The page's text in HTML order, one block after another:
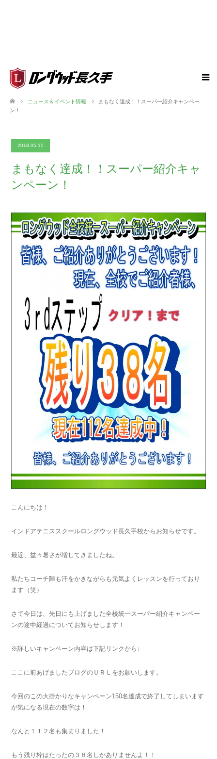
ニュース＆イベント情報
まもなく達成！！スーパー紹介キャンペー
ン！
2018.05.15
まもなく達成！！スーパー紹介キャ
ンペーン！
こんにちは！
インドアテニススクールロングウッド長久手校からお知らせです。
最近、益々暑さが増してきましたね。
私たちコーチ陣も汗をかきながらも元気よくレッスンを行っており
ます（笑）
さて今日は、先日にも上げました全校統一スーパー紹介キャンペー
ンの途中経過についてお知らせします！
※詳しいキャンペーン内容は下記リンクから↓
ここに前あげましたブログのＵＲＬをお願いします。
今回のこの大掛かりなキャンペーン150名達成で終了してしまいます
が気になる現在の数字は！
なんと１１２名も集まりました！
もう残り枠はたったの３８名しかありませんよ！！